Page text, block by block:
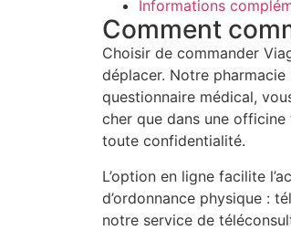
Informations
Comment
Choisir de commander
déplacer. Notre
questionnaire médical,
cher que dans une
toute confidentialité.
L’option en ligne facilite
d’ordonnance physique :
notre service de